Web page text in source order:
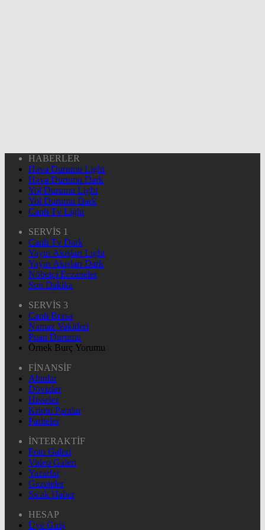
HABERLER
Hava Durumu Light
Hava Durumu Dark
Yol Durumu Light
Yol Durumu Dark
Canlı Tv Light
SERVİS 1
Canlı Tv Dark
Yayın Akışları Light
Yayın Akışları Dark
Nöbetçi Eczaneler
Son Dakika
SERVİS 3
Canlı Borsa
Namaz Vakitleri
Puan Durumu
Örnek Burç Yorumu
FİNANSİF
Altınlar
Dövizler
Hisseler
Kripto Paralar
Pariteler
İNTERAKTİF
Foto Galeri
Video Galeri
Yazarlar
Gazeteler
Sıcak Haber
HESAP
Üye Giriş